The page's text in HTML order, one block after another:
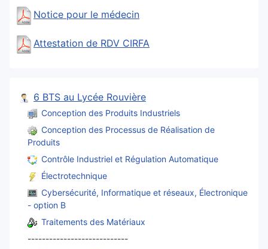
Notice pour le médecin
Attestation de RDV CIRFA
6 BTS au Lycée Rouvière
Conception des Produits Industriels
Conception des Processus de Réalisation de
Produits
Contrôle Industriel et Régulation Automatique
Électrotechnique
Cybersécurité, Informatique et réseaux, Électronique
- option B
Traitements des Matériaux
----------------------------